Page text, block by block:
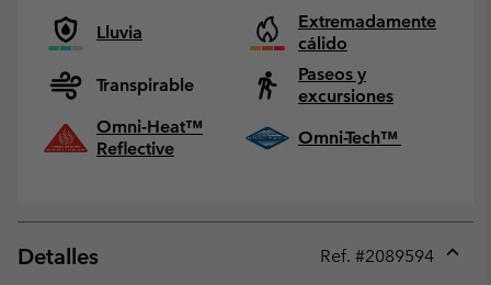
Lluvia
Extremadamente
cálido
Transpirable
Paseos y
excursiones
Omni-Heat™
Reflective
Omni-Tech™
Detalles Ref. #2089594